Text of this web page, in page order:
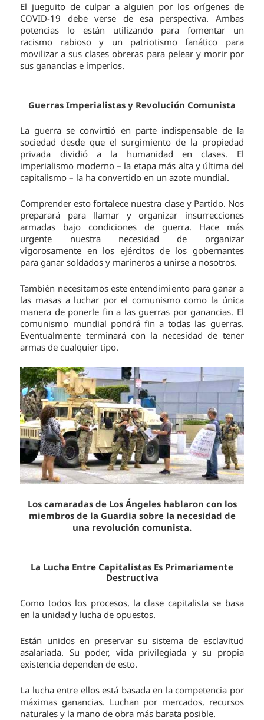
El jueguito de culpar a alguien por los orígenes de
COVID-19 debe verse de esa perspectiva. Ambas
potencias lo están utilizando para fomentar un
racismo rabioso y un patriotismo fanático para
movilizar a sus clases obreras para pelear y morir por
sus ganancias e imperios.
Guerras Imperialistas y Revolución Comunista
La guerra se convirtió en parte indispensable de la
sociedad desde que el surgimiento de la propiedad
privada dividió a la humanidad en clases. El
imperialismo moderno – la etapa más alta y última del
capitalismo – la ha convertido en un azote mundial.
Comprender esto fortalece nuestra clase y Partido. Nos
preparará para llamar y organizar insurrecciones
armadas bajo condiciones de guerra. Hace más
urgente nuestra necesidad de organizar
vigorosamente en los ejércitos de los gobernantes
para ganar soldados y marineros a unirse a nosotros.
También necesitamos este entendimiento para ganar a
las masas a luchar por el comunismo como la única
manera de ponerle fin a las guerras por ganancias. El
comunismo mundial pondrá fin a todas las guerras.
Eventualmente terminará con la necesidad de tener
armas de cualquier tipo.
Los camaradas de Los Ángeles hablaron con los
miembros de la Guardia sobre la necesidad de
una revolución comunista.
La Lucha Entre Capitalistas Es Primariamente
Destructiva
Como todos los procesos, la clase capitalista se basa
en la unidad y lucha de opuestos.
Están unidos en preservar su sistema de esclavitud
asalariada. Su poder, vida privilegiada y su propia
existencia dependen de esto.
La lucha entre ellos está basada en la competencia por
máximas ganancias. Luchan por mercados, recursos
naturales y la mano de obra más barata posible.